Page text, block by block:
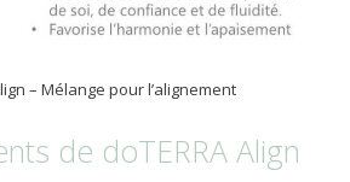
– Mélange pour l’alignement
de doTERRA Align